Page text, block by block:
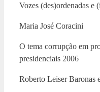
Vozes (des)ordenadas e
Maria José Coracini
O tema corrupção em
presidenciais 2006
Roberto Leiser Baronas